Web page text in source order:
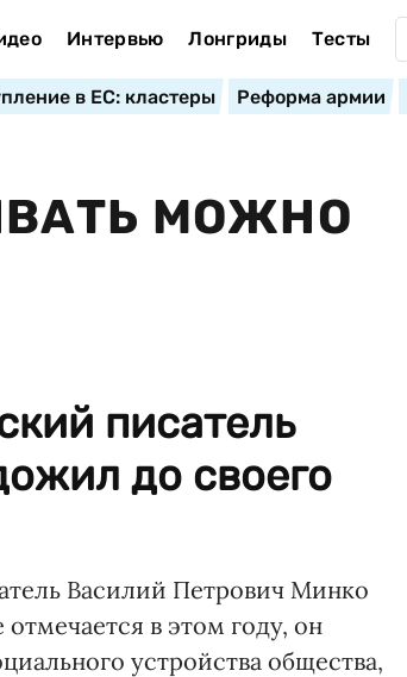
Интервью Лонгриды Тесты
в ЕС: кластеры Реформа армии
МОЖНО
писатель
до своего
Василий Петрович Минко
в этом году, он
устройства общества,